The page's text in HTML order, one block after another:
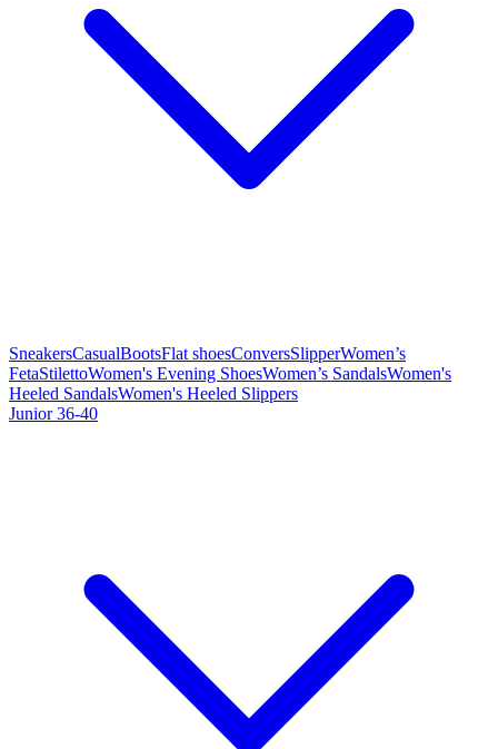
SneakersCasualBootsFlat shoesConversSlipperWomen’s
FetaStilettoWomen's Evening ShoesWomen’s SandalsWomen's
Heeled SandalsWomen's Heeled Slippers
Junior 36-40